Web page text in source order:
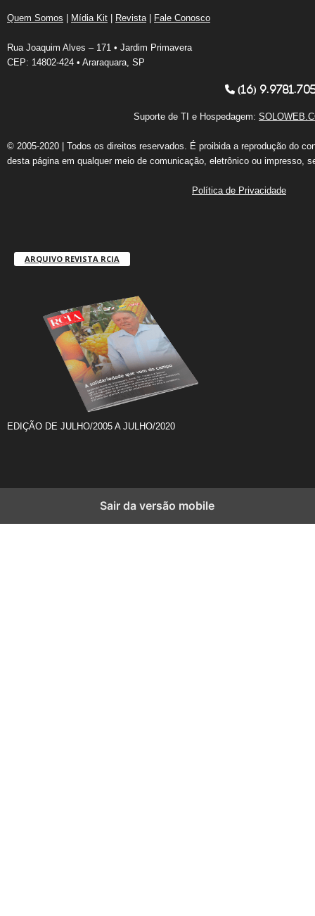
Quem Somos | Mídia Kit | Revista | Fale Conosco
Rua Joaquim Alves – 171 • Jardim Primavera
CEP: 14802-424 • Araraquara, SP
(16)
Suporte de TI e Hospedagem:
© 2005-2020 | Todos os direitos reservados. É proibida a reprodução do
desta página em qualquer meio de comunicação, eletrônico ou impresso,
Política de Privacidade
ARQUIVO REVISTA RCIA
EDIÇÃO DE JULHO/2005 A JULHO/2020
Sair da versão mobile